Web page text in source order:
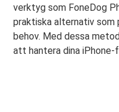
verktyg som FoneDog
praktiska alternativ som
behov. Med dessa
att hantera dina iPhone-